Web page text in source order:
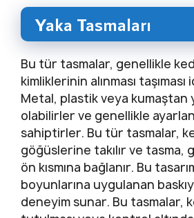
Yaka Tasmaları
Bu tür tasmalar, genellikle
kimliklerinin alınması taşıması
Metal, plastik veya kumaştan
olabilirler ve genellikle
sahiptirler. Bu tür tasmalar,
göğüslerine takılır ve tasma,
ön kısmına bağlanır. Bu
boyunlarına uygulanan
deneyim sunar. Bu tasmalar,